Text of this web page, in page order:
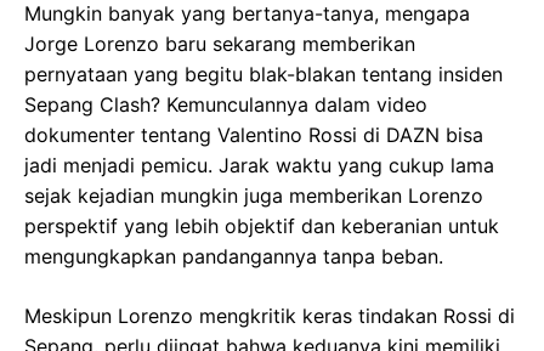
Mungkin banyak yang bertanya-tanya, mengapa
Jorge Lorenzo baru sekarang memberikan
pernyataan yang begitu blak-blakan tentang insiden
Sepang Clash? Kemunculannya dalam video
dokumenter tentang Valentino Rossi di DAZN bisa
jadi menjadi pemicu. Jarak waktu yang cukup lama
sejak kejadian mungkin juga memberikan Lorenzo
perspektif yang lebih objektif dan keberanian untuk
mengungkapkan pandangannya tanpa beban.
Meskipun Lorenzo mengkritik keras tindakan Rossi di